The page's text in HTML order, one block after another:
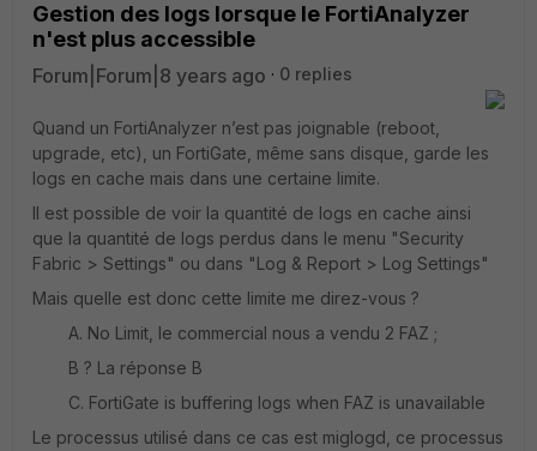
Gestion des logs lorsque le FortiAnalyzer
n'est plus accessible
Forum|Forum|8 years ago 0 replies
Quand un FortiAnalyzer n’est pas joignable (reboot,
upgrade, etc), un FortiGate, même sans disque, garde les
logs en cache mais dans une certaine limite.
Il est possible de voir la quantité de logs en cache ainsi
que la quantité de logs perdus dans le menu "Security
Fabric > Settings" ou dans "Log & Report > Log Settings"
Mais quelle est donc cette limite me direz-vous ?
A. No Limit, le commercial nous a vendu 2 FAZ ;
B ? La réponse B
C. FortiGate is buffering logs when FAZ is unavailable
Le processus utilisé dans ce cas est miglogd, ce processus